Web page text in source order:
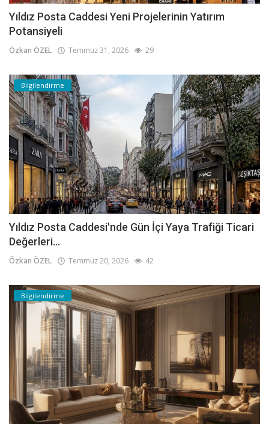
Yıldız Posta Caddesi Yeni Projelerinin Yatırım
Potansiyeli
Özkan ÖZEL Temmuz 31, 2026 29
Bilgilendirme
Yıldız Posta Caddesi'nde Gün İçi Yaya Trafiği Ticari
Değerleri...
Özkan ÖZEL Temmuz 20, 2026 42
Bilgilendirme